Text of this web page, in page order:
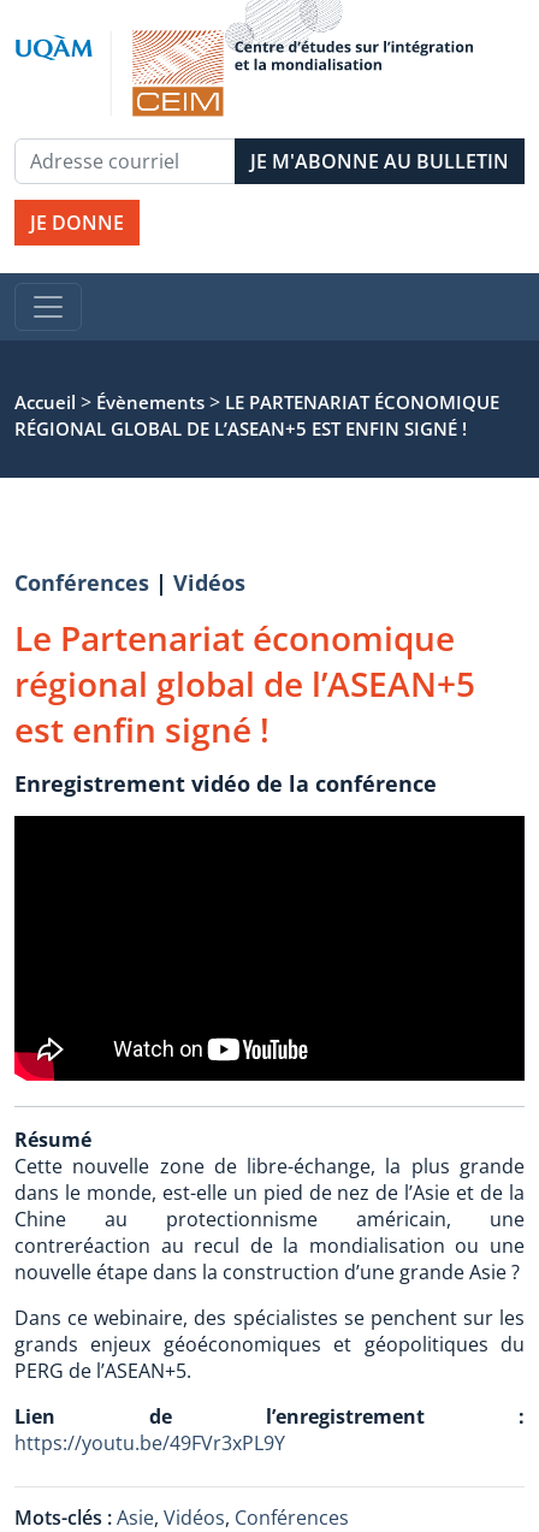
JE DONNE
Accueil > Évènements > LE PARTENARIAT ÉCONOMIQUE
RÉGIONAL GLOBAL DE L’ASEAN+5 EST ENFIN SIGNÉ !
Conférences | Vidéos
Le Partenariat économique
régional global de l’ASEAN+5
est enfin signé !
Enregistrement vidéo de la conférence
Résumé
Cette nouvelle zone de libre-échange, la plus grande
dans le monde, est-elle un pied de nez de l’Asie et de la
Chine au protectionnisme américain, une
contreréaction au recul de la mondialisation ou une
nouvelle étape dans la construction d’une grande Asie ?
Dans ce webinaire, des spécialistes se penchent sur les
grands enjeux géoéconomiques et géopolitiques du
PERG de l’ASEAN+5.
Lien de l’enregistrement :
https://youtu.be/49FVr3xPL9Y
Mots-clés :Asie, Vidéos, Conférences